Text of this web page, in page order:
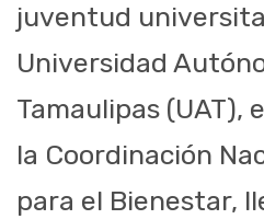
juventud
Universidad
Tamaulipas (UAT),
la Coordinación
para el Bienestar,